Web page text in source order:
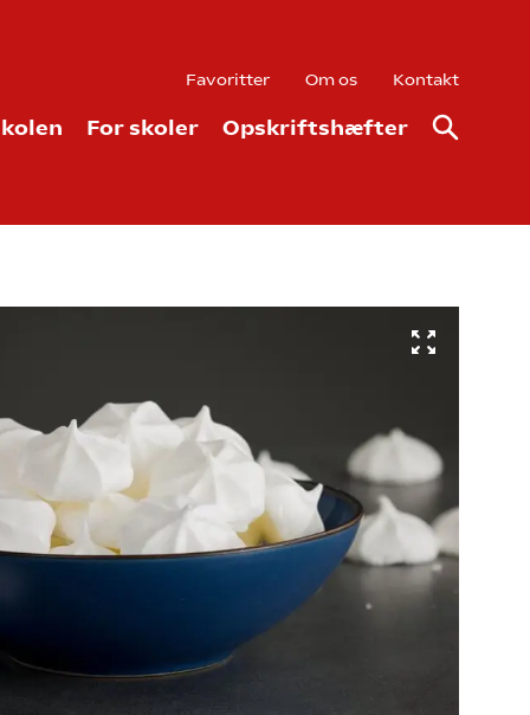
Favoritter Om os Kontakt
For skoler Opskriftshæfter